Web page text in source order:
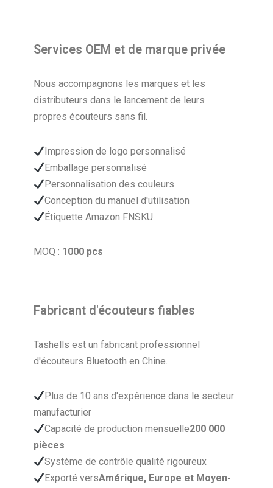
Services OEM et de marque privée
Nous accompagnons les marques et les
distributeurs dans le lancement de leurs
propres écouteurs sans fil.
Impression de logo personnalisé
Emballage personnalisé
Personnalisation des couleurs
Conception du manuel d'utilisation
Étiquette Amazon FNSKU
MOQ : 1000 pcs
Fabricant d'écouteurs fiables
Tashells est un fabricant professionnel
d'écouteurs Bluetooth en Chine.
Plus de 10 ans d'expérience dans le secteur
manufacturier
Capacité de production mensuelle200 000
pièces
Système de contrôle qualité rigoureux
Exporté versAmérique, Europe et Moyen-